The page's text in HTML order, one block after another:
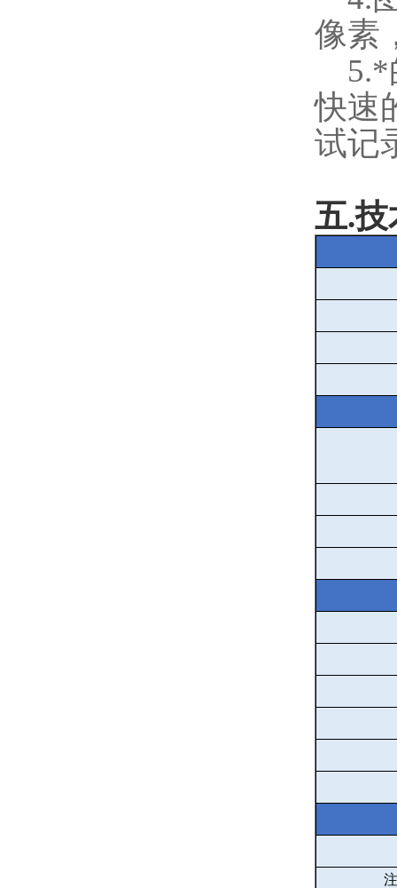
像素
5.*
快速
试记
五.技